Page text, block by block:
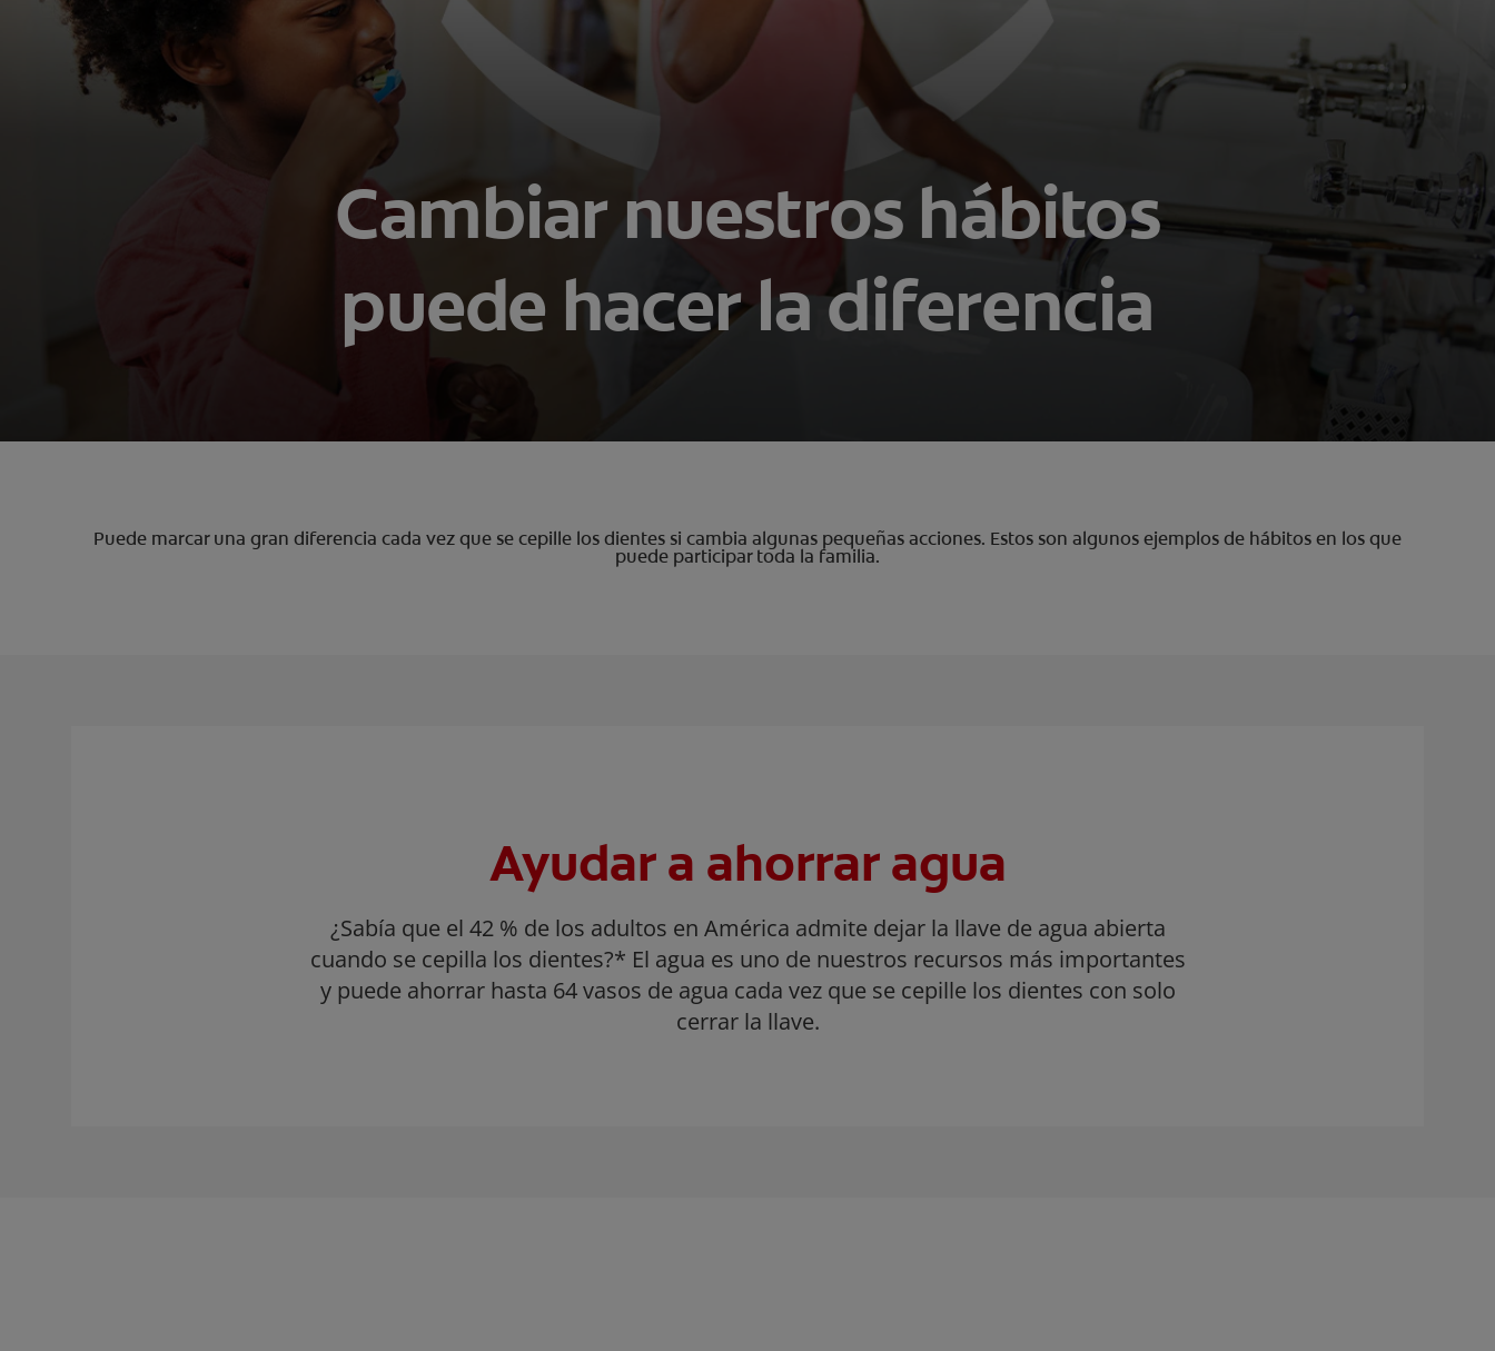
Cambiar nuestros hábitos
puede hacer la diferencia
Puede marcar una gran diferencia cada vez que se cepille los dientes si cambia algunas pequeñas acciones. Estos son algunos ejemplos de hábitos en los que
puede participar toda la familia.
Ayudar a ahorrar agua
¿Sabía que el 42 % de los adultos en América admite dejar la llave de agua abierta
cuando se cepilla los dientes?* El agua es uno de nuestros recursos más importantes
y puede ahorrar hasta 64 vasos de agua cada vez que se cepille los dientes con solo
cerrar la llave.